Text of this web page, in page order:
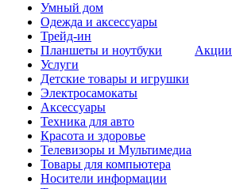
Умный дом
Одежда и аксессуары
Трейд-ин
Планшеты и ноутбуки
Услуги
Детские товары и игрушки
Электросамокаты
Аксессуары
Техника для авто
Красота и здоровье
Телевизоры и Мультимедиа
Товары для компьютера
Носители информации
Акции